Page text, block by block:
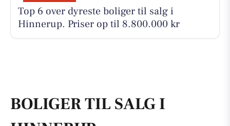
Top 6 over dyreste boliger til salg i
Hinnerup. Priser op til 8.800.000 kr
BOLIGER TIL SALG I